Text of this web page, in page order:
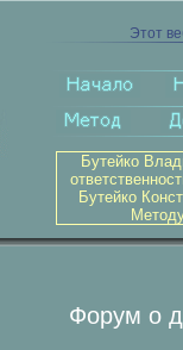
Этот
Бутейко
Бутейко
Форум о